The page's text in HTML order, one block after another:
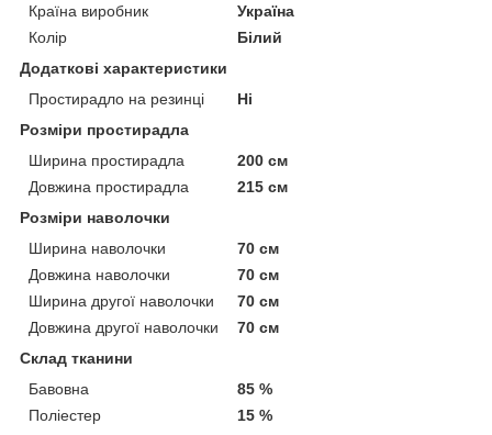
Країна виробник
Україна
Колір
Білий
Додаткові характеристики
Простирадло на резинці
Ні
Розміри простирадла
Ширина простирадла
200 см
Довжина простирадла
215 см
Розміри наволочки
Ширина наволочки
70 см
Довжина наволочки
70 см
Ширина другої наволочки
70 см
Довжина другої наволочки
70 см
Склад тканини
Бавовна
85 %
Поліестер
15 %